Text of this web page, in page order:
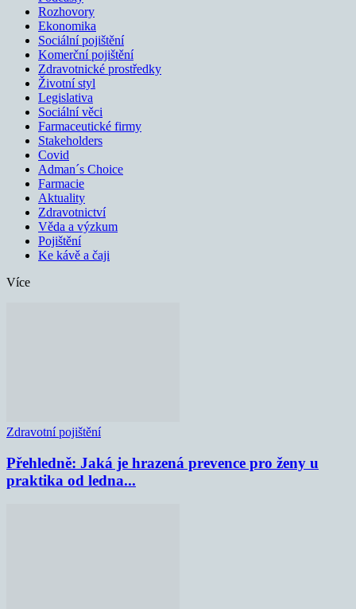
Rozhovory
Ekonomika
Sociální pojištění
Komerční pojištění
Zdravotnické prostředky
Životní styl
Legislativa
Sociální věci
Farmaceutické firmy
Stakeholders
Covid
Adman´s Choice
Farmacie
Aktuality
Zdravotnictví
Věda a výzkum
Pojištění
Ke kávě a čaji
Více
Zdravotní pojištění
Přehledně: Jaká je hrazená prevence pro ženy u
praktika od ledna...